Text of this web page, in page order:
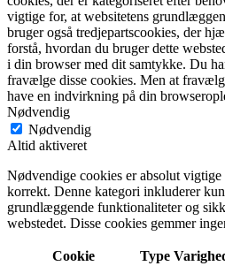
vigtige for, at websitetens
bruger også tredjepartscookies, der
forstå, hvordan du bruger dette
i din browser med dit samtykke. Du
fravælge disse cookies. Men at
have en indvirkning på din
Nødvendig
Nødvendig
Altid aktiveret
Nødvendige cookies er absolut
korrekt. Denne kategori inkluderer
grundlæggende funktionaliteter og
webstedet. Disse cookies gemmer
Cookie Type